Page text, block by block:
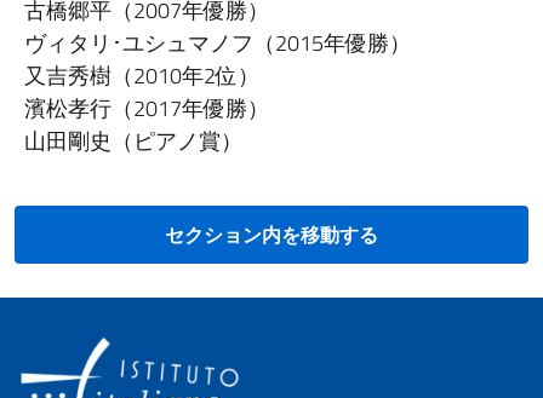
古橋郷平（2007年優勝）
ヴィタリ･ユシュマノフ（2015年優勝）
又吉秀樹（2010年2位）
濱松孝行（2017年優勝）
山田剛史（ピアノ賞）
セクション内を移動する